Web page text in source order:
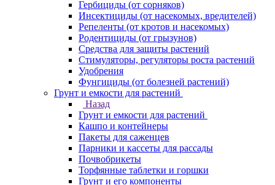
Гербициды (от сорняков)
Инсектициды (от насекомых, вредителей)
Репеленты (от кротов и насекомых)
Родентициды (от грызунов)
Средства для защиты растений
Стимуляторы, регуляторы роста растений
Удобрения
Фунгициды (от болезней растений)
Грунт и емкости для растений
Назад
Грунт и емкости для растений
Кашпо и контейнеры
Пакеты для саженцев
Парники и кассеты для рассады
Почвобрикеты
Торфянные таблетки и горшки
Грунт и его компоненты